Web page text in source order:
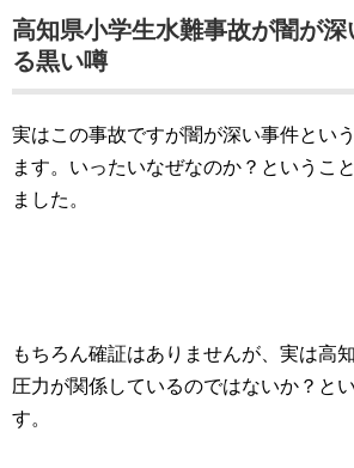
高知県小学生水難事故が闇が
る黒い噂
実はこの事故ですが闇が深い事件とい
ます。いったいなぜなのか？というこ
ました。
もちろん確証はありませんが、実は高
圧力が関係しているのではないか？と
す。